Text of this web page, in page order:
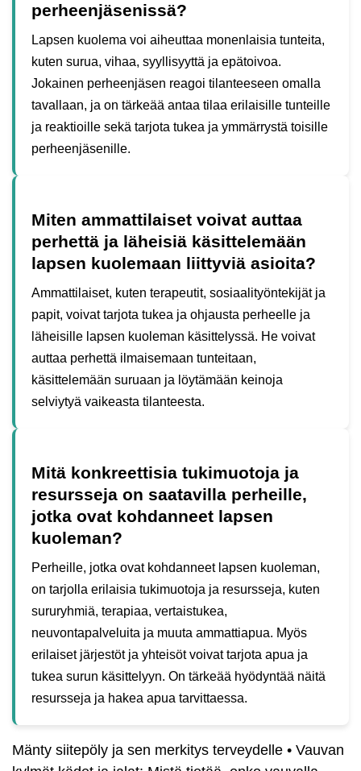
perheenjäsenissä?
Lapsen kuolema voi aiheuttaa monenlaisia tunteita,
kuten surua, vihaa, syyllisyyttä ja epätoivoa.
Jokainen perheenjäsen reagoi tilanteeseen omalla
tavallaan, ja on tärkeää antaa tilaa erilaisille tunteille
ja reaktioille sekä tarjota tukea ja ymmärrystä toisille
perheenjäsenille.
Miten ammattilaiset voivat auttaa
perhettä ja läheisiä käsittelemään
lapsen kuolemaan liittyviä asioita?
Ammattilaiset, kuten terapeutit, sosiaalityöntekijät ja
papit, voivat tarjota tukea ja ohjausta perheelle ja
läheisille lapsen kuoleman käsittelyssä. He voivat
auttaa perhettä ilmaisemaan tunteitaan,
käsittelemään suruaan ja löytämään keinoja
selviytyä vaikeasta tilanteesta.
Mitä konkreettisia tukimuotoja ja
resursseja on saatavilla perheille,
jotka ovat kohdanneet lapsen
kuoleman?
Perheille, jotka ovat kohdanneet lapsen kuoleman,
on tarjolla erilaisia tukimuotoja ja resursseja, kuten
sururyhmiä, terapiaa, vertaistukea,
neuvontapalveluita ja muuta ammattiapua. Myös
erilaiset järjestöt ja yhteisöt voivat tarjota apua ja
tukea surun käsittelyyn. On tärkeää hyödyntää näitä
resursseja ja hakea apua tarvittaessa.
Mänty siitepöly ja sen merkitys terveydelle • Vauvan